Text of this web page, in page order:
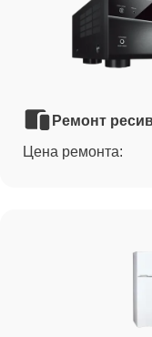
Ремонт
Цена ремонта: